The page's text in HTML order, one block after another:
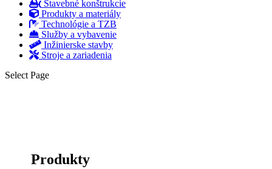
Stavebné konštrukcie
Produkty a materiály
Technológie a TZB
Služby a vybavenie
Inžinierske stavby
Stroje a zariadenia
Select Page
Produkty